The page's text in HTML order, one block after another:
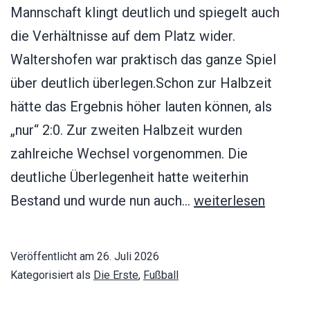
Mannschaft klingt deutlich und spiegelt auch
die Verhältnisse auf dem Platz wider.
Waltershofen war praktisch das ganze Spiel
über deutlich überlegen.Schon zur Halbzeit
hätte das Ergebnis höher lauten können, als
„nur“ 2:0. Zur zweiten Halbzeit wurden
zahlreiche Wechsel vorgenommen. Die
deutliche Überlegenheit hatte weiterhin
Bestand und wurde nun auch… FV
weiterlesen
Veröffentlicht am 26. Juli 2026
Kategorisiert als Die Erste, Fußball